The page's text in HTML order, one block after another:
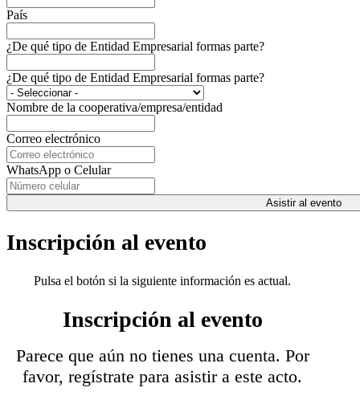
País
¿De qué tipo de Entidad Empresarial formas parte?
¿De qué tipo de Entidad Empresarial formas parte?
Nombre de la cooperativa/empresa/entidad
Correo electrónico
WhatsApp o Celular
Asistir al evento
Inscripción al evento
Pulsa el botón si la siguiente información es actual.
Inscripción al evento
Parece que aún no tienes una cuenta. Por
favor, regístrate para asistir a este acto.